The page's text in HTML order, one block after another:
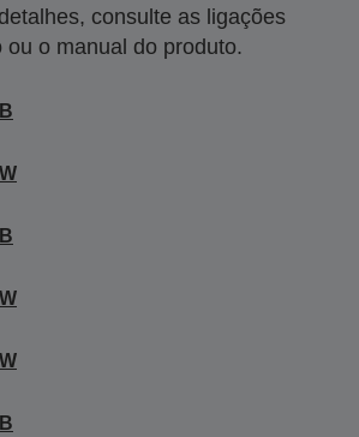
consulte as ligações
ou o manual do produto.